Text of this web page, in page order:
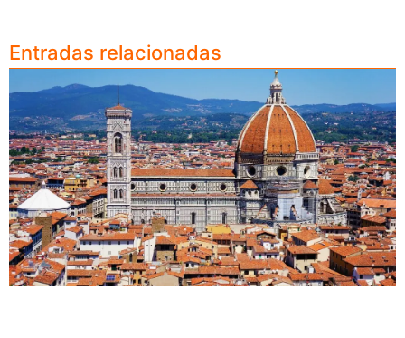
Entradas relacionadas